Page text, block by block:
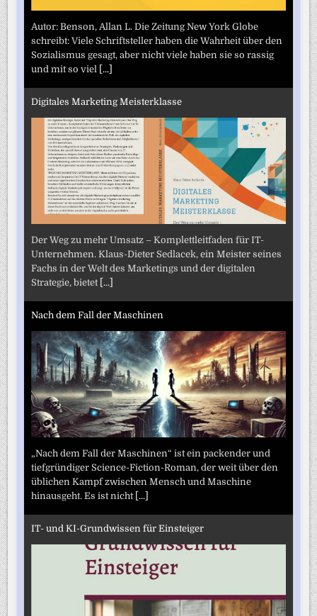
Autor: Benson, Allan L. Die Zeitung New York Globe
schreibt: Viele Schriftsteller haben die Wahrheit über den
Sozialismus gesagt, aber nicht viele haben sie so rassig
und mit so viel [...]
Digitales Marketing Meisterklasse
Der Weg zu mehr Umsatz – Komplettleitfaden für IT-
Unternehmen. Klaus-Dieter Sedlacek, ein Meister seines
Fachs in der Welt des Marketings und der digitalen
Strategie, bietet [...]
Nach dem Fall der Maschinen
„Nach dem Fall der Maschinen“ ist ein packender und
tiefgründiger Science-Fiction-Roman, der weit über den
üblichen Kampf zwischen Mensch und Maschine
hinausgeht. Es ist nicht [...]
IT- und KI-Grundwissen für Einsteiger